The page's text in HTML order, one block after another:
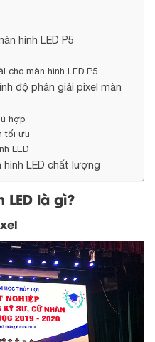
hình LED P5
cho màn hình LED P5
độ phân giải pixel màn
hợp
tối ưu
LED
LED chất lượng
là gì?